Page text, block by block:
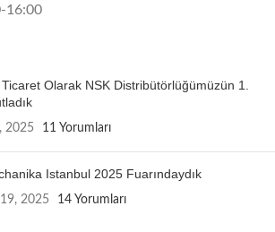
16:00
Olarak NSK Distribütörlüğümüzün 1.
2025 11 Yorumları
Istanbul 2025 Fuarındaydık
2025 14 Yorumları